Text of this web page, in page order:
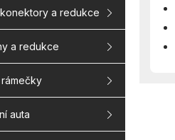
a redukce
a redukce
auta